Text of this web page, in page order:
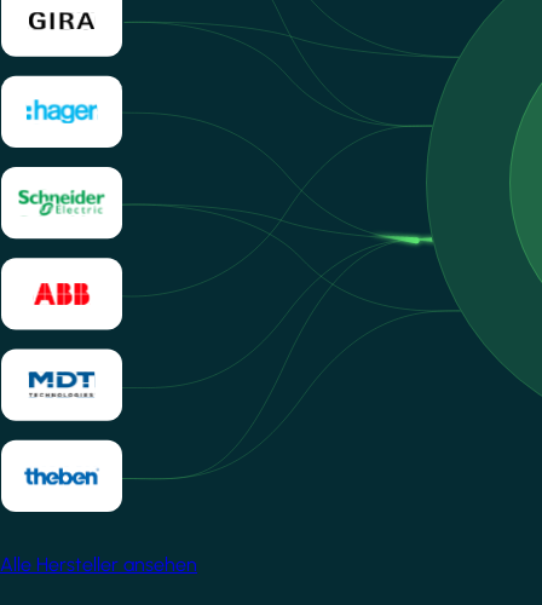
Alle Hersteller ansehen